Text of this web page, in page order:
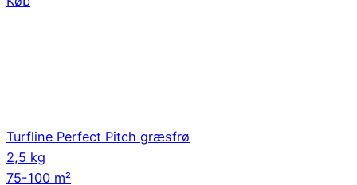
Turfline Perfect Pitch græsfrø
2,5 kg
75-100 m²